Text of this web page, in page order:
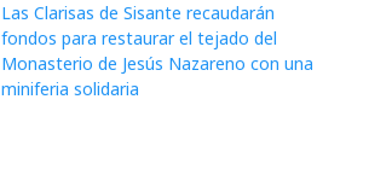
Las Clarisas de Sisante recaudarán
fondos para restaurar el tejado del
Monasterio de Jesús Nazareno con una
miniferia solidaria